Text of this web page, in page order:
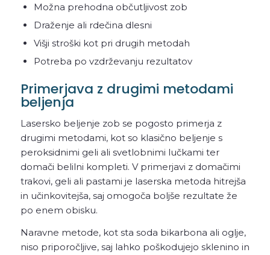
Možna prehodna občutljivost zob
Draženje ali rdečina dlesni
Višji stroški kot pri drugih metodah
Potreba po vzdrževanju rezultatov
Primerjava z drugimi metodami
beljenja
Lasersko beljenje zob se pogosto primerja z
drugimi metodami, kot so klasično beljenje s
peroksidnimi geli ali svetlobnimi lučkami ter
domači belilni kompleti. V primerjavi z domačimi
trakovi, geli ali pastami je laserska metoda hitrejša
in učinkovitejša, saj omogoča boljše rezultate že
po enem obisku.
Naravne metode, kot sta soda bikarbona ali oglje,
niso priporočljive, saj lahko poškodujejo sklenino in